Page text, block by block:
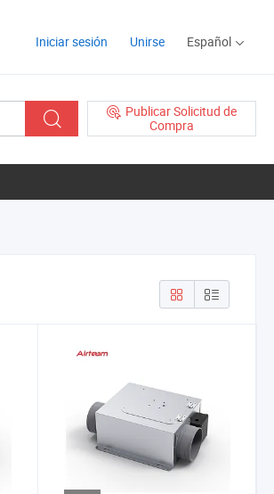
Iniciar sesión Unirse Español
Publicar Solicitud de
Compra